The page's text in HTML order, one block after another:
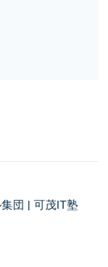
団 | 可茂IT塾